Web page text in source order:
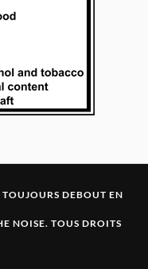
DEBOUT EN
NOISE. TOUS DROITS